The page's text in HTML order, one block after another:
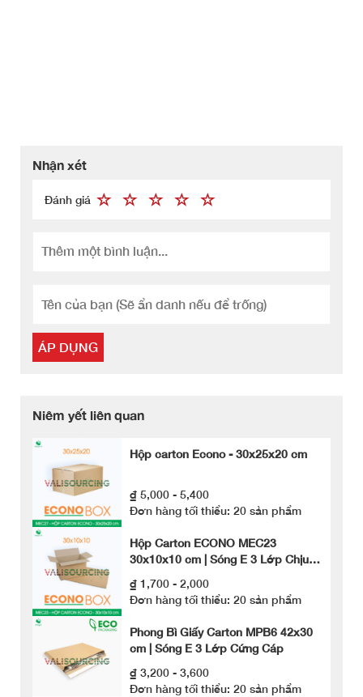
Nhận xét
Đánh giá
ÁP DỤNG
Niêm yết liên quan
Hộp carton Econo - 30x25x20 cm
₫ 5,000 - 5,400
Đơn hàng tối thiểu: 20 sản phẩm
Hộp Carton ECONO MEC23
30x10x10 cm | Sóng E 3 Lớp Chịu
₫ 1,700 - 2,000
Đơn hàng tối thiểu: 20 sản phẩm
Phong Bì Giấy Carton MPB6 42x30
cm | Sóng E 3 Lớp Cứng Cáp
₫ 3,200 - 3,600
Đơn hàng tối thiểu: 20 sản phẩm